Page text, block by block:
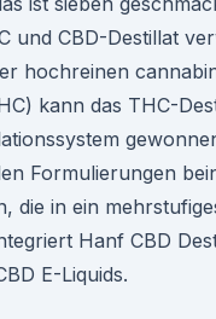
und CBD-Destillat
hochreinen
kann das THC-
Formulierungen
die in ein
Hanf CBD
E-Liquids.